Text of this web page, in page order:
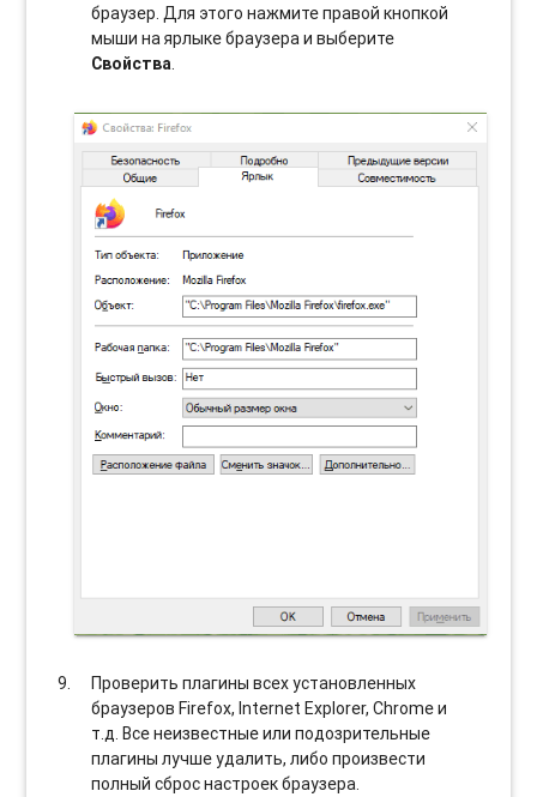
браузер. Для этого нажмите правой кнопкой
мыши на ярлыке браузера и выберите
Свойства.
Проверить плагины всех установленных
браузеров Firefox, Internet Explorer, Chrome и
т.д. Все неизвестные или подозрительные
плагины лучше удалить, либо произвести
полный сброс настроек браузера.